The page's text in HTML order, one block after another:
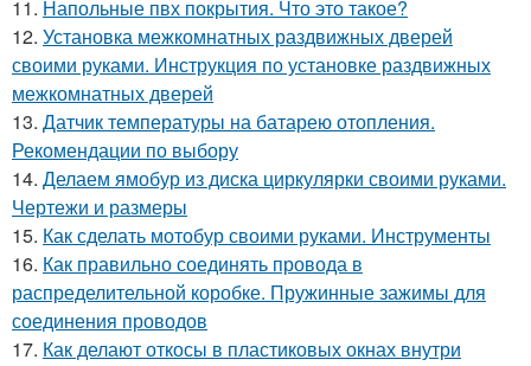
11. Напольные пвх покрытия. Что это такое?
12. Установка межкомнатных раздвижных дверей
своими руками. Инструкция по установке раздвижных
межкомнатных дверей
13. Датчик температуры на батарею отопления.
Рекомендации по выбору
14. Делаем ямобур из диска циркулярки своими руками.
Чертежи и размеры
15. Как сделать мотобур своими руками. Инструменты
16. Как правильно соединять провода в
распределительной коробке. Пружинные зажимы для
соединения проводов
17. Как делают откосы в пластиковых окнах внутри